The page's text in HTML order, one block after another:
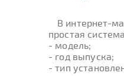
В интернет-
простая
- модель;
- год выпуска;
- тип